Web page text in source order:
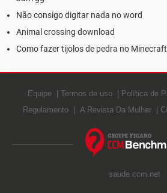
Não consigo digitar nada no word
Animal crossing download
Como fazer tijolos de pedra no Minecraft
Equipe Termos de uso Política de
Regulamento
A Revista Da Mulher
saude.ccm.net